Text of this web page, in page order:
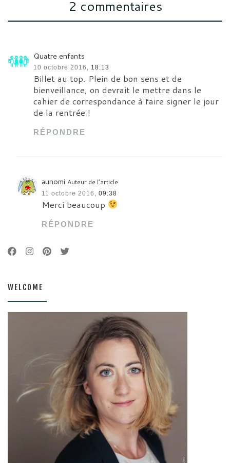
2 commentaires
Quatre enfants
10 octobre 2016, 18:13
Billet au top. Plein de bon sens et de
bienveillance, on devrait le mettre dans le
cahier de correspondance à faire signer le jour
de la rentrée !
RÉPONDRE
aunomi Auteur de l’article
11 octobre 2016, 09:38
Merci beaucoup
RÉPONDRE
WELCOME